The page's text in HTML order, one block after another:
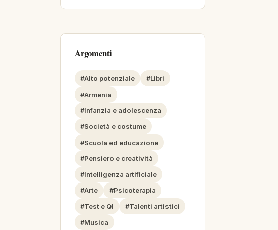
Argomenti
#Alto potenziale
#Libri
#Armenia
#Infanzia e adolescenza
#Società e costume
#Scuola ed educazione
#Pensiero e creatività
#Intelligenza artificiale
#Arte
#Psicoterapia
#Test e QI
#Talenti artistici
#Musica